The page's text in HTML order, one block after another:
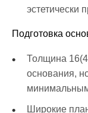
эстетически
Подготовка
Толщина
основания,
Широкие